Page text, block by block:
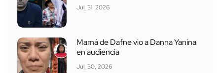
Jul. 31, 2026
Mamá de Dafne vio a Danna Yanina
en audiencia
Jul. 30, 2026